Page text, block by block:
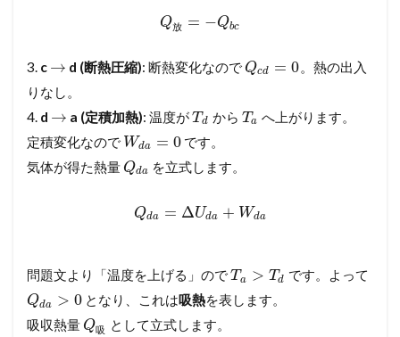
Q放 = −Qbc
3. c → d (断熱圧縮): 断熱変化なので Qcd = 0。熱の出入
りなし。
4. d → a (定積加熱): 温度がT d から Ta へ上がります。
定積変化なので Wda = 0 です。
気体が得た熱量 Qda を立式します。
Qda = ΔUda + Wda
問題文より「温度を上げる」のでT a > Td です。よって
Qda > 0 となり、これは吸熱を表します。
吸収熱量 Q吸 として立式します。